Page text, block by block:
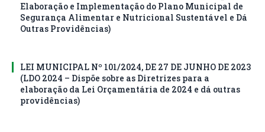
Elaboração e Implementação do Plano Municipal de
Segurança Alimentar e Nutricional Sustentável e Dá
Outras Providências)
LEI MUNICIPAL Nº 101/2024, DE 27 DE JUNHO DE 2023
(LDO 2024 – Dispõe sobre as Diretrizes para a
elaboração da Lei Orçamentária de 2024 e dá outras
providências)